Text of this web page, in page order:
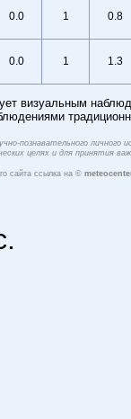
0.0 1 0.8
0.0 1 1.3
визуальным
познавательного личного
целях и для
сайта ссылка на ©